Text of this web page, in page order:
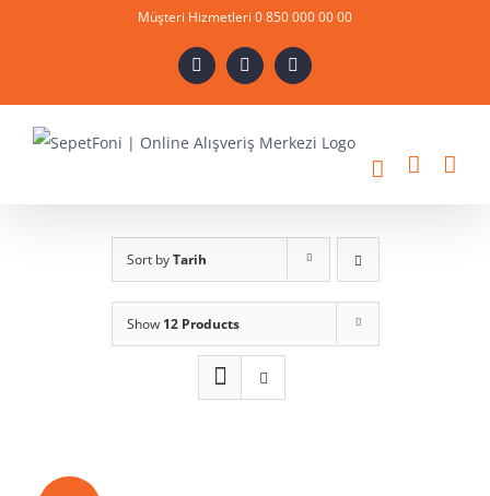
Müşteri Hizmetleri 0 850 000 00 00
X InstagramYouTube
Sort byTarih
Show 12 Products